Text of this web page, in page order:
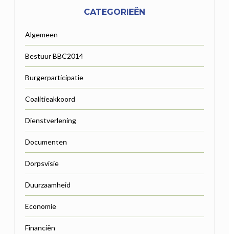
CATEGORIEËN
Algemeen
Bestuur BBC2014
Burgerparticipatie
Coalitieakkoord
Dienstverlening
Documenten
Dorpsvisie
Duurzaamheid
Economie
Financiën